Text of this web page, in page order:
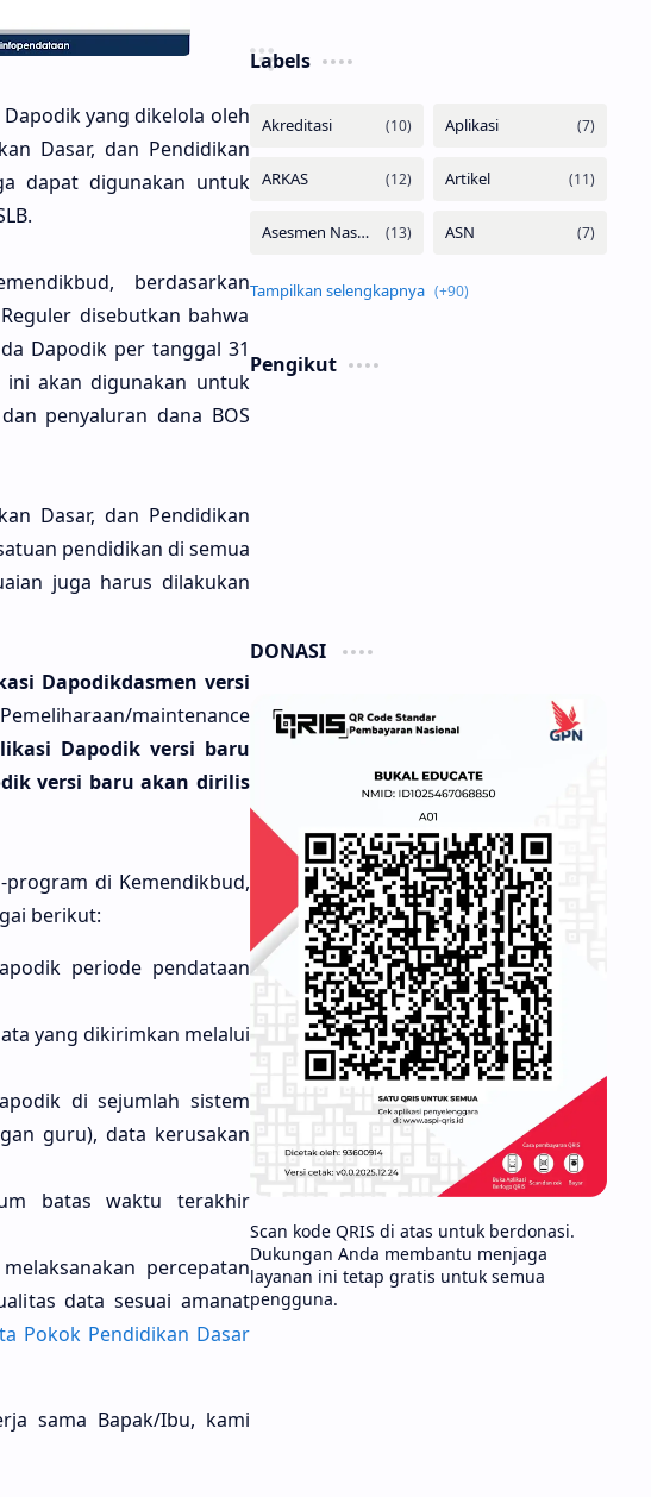
yang dikelola oleh
Dasar, dan Pendidikan
dapat digunakan untuk
berdasarkan
disebutkan bahwa
Dapodik per tanggal 31
ini akan digunakan untuk
penyaluran dana BOS
Dasar, dan Pendidikan
pendidikan di semua
juga harus dilakukan
Dapodikdasmen versi
Pemeliharaan/maintenance
Dapodik versi baru
versi baru akan dirilis
di Kemendikbud,
berikut:
periode pendataan
yang dikirimkan melalui
di sejumlah sistem
guru), data kerusakan
batas waktu terakhir
percepatan
data sesuai amanat
Pokok Pendidikan Dasar
sama Bapak/Ibu, kami
Labels
Pengikut
DONASI
Scan kode QRIS di atas untuk berdonasi.
Dukungan Anda membantu menjaga
layanan ini tetap gratis untuk semua
pengguna.